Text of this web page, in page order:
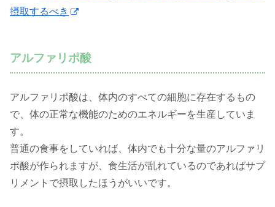
摂取するべき
アルファリポ酸
アルファリポ酸は、体内のすべての細胞に存在するもの
で、体の正常な機能のためのエネルギーを生産していま
す。
普通の食事をしていれば、体内でも十分な量のアルファリ
ポ酸が作られますが、食生活が乱れているのであればサプ
リメントで摂取したほうがいいです。